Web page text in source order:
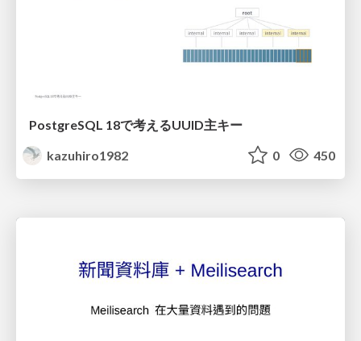
PostgreSQL 18で考えるUUID主キー
kazuhiro1982
0 450